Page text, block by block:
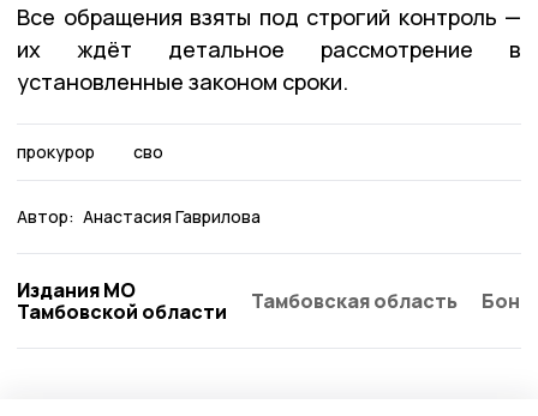
Все обращения взяты под строгий контроль —
их ждёт детальное рассмотрение в
установленные законом сроки.
прокурор сво
Автор: Анастасия Гаврилова
Издания МО
Тамбовской области
Тамбовская область